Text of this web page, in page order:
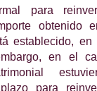
para
obtenido
establecido,
en el
para